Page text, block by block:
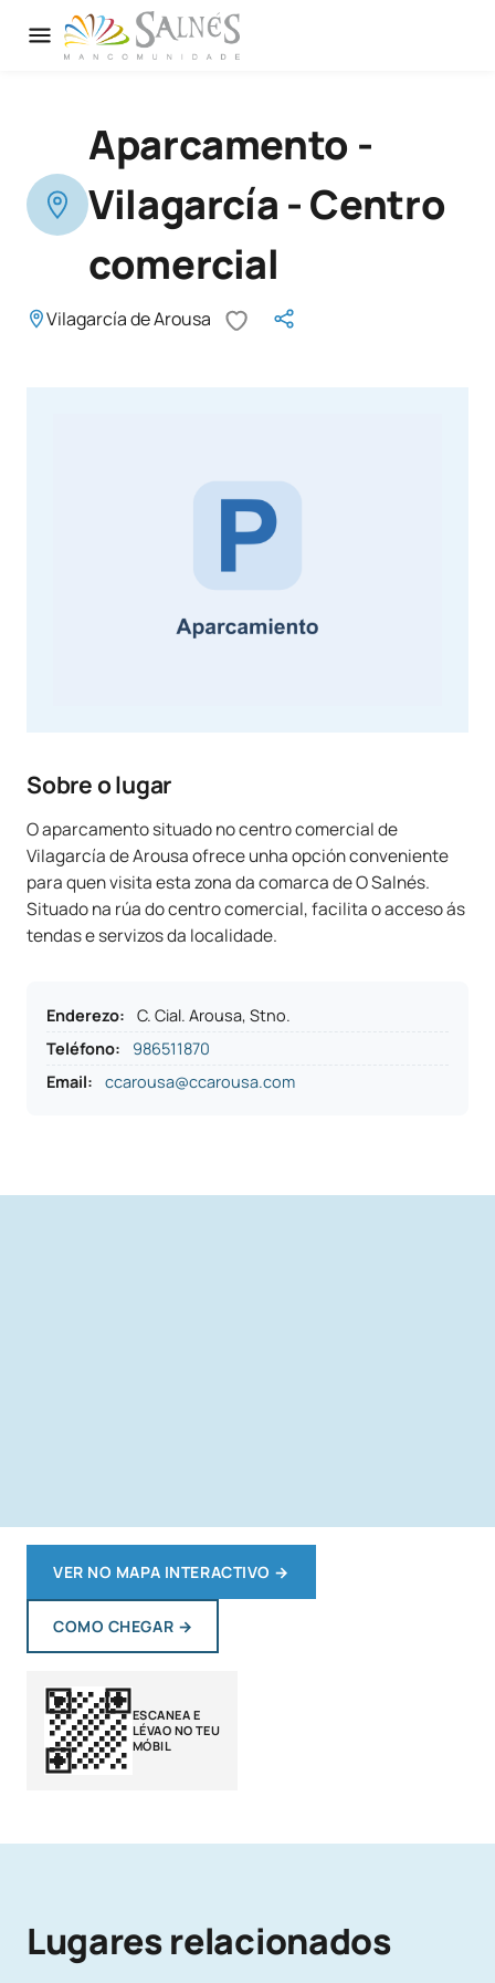
Aparcamento -
Vilagarcía - Centro
comercial
Vilagarcía de Arousa
Sobre o lugar
O aparcamento situado no centro comercial de
Vilagarcía de Arousa ofrece unha opción conveniente
para quen visita esta zona da comarca de O Salnés.
Situado na rúa do centro comercial, facilita o acceso ás
tendas e servizos da localidade.
Enderezo:
C. Cial. Arousa, Stno.
Teléfono:
986511870
Email:
ccarousa@ccarousa.com
VER NO MAPA INTERACTIVO →
COMO CHEGAR →
ESCANEA E
LÉVAO NO TEU
MÓBIL
Lugares relacionados